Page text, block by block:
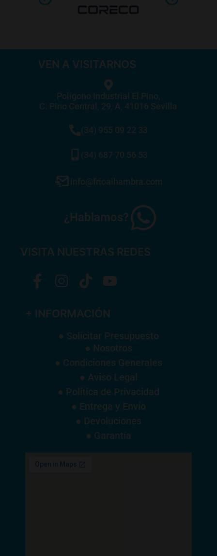
VEN A VISITARNOS
Poligono Industrial El Pino,
C. Pino Central, 29, A, 41016 Sevilla
(34) 955 09 22 33
(34) 687 70 56 53
info@frioalhambra.com
¿Hablamos?
VISITA NUESTRAS REDES
+ INFORMACIÓN
● Solicitar Presupuesto
● Nosotros
● Condiciones Generales
● Aviso Legal
● Política de Privacidad
● Entrega y Envío
● Devoluciones
● Garantía